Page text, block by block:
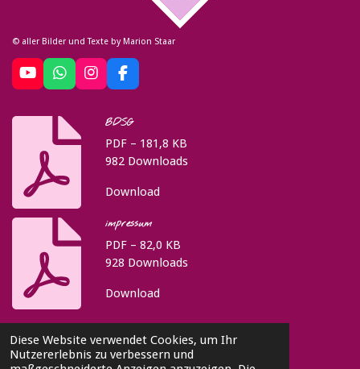
Diese Website verwendet Cookies, um Ihr
Nutzererlebnis zu verbessern und
© aller Bilder und Texte by Marion Staar
Y
o
W
h
t
s
p
I
n
F
a
e
b
o
o
BDSG
PDF – 181,8 KB
982 Downloads
Download
impressum
PDF – 82,0 KB
928 Downloads
Download
Marion Staar
24376 Kappeln